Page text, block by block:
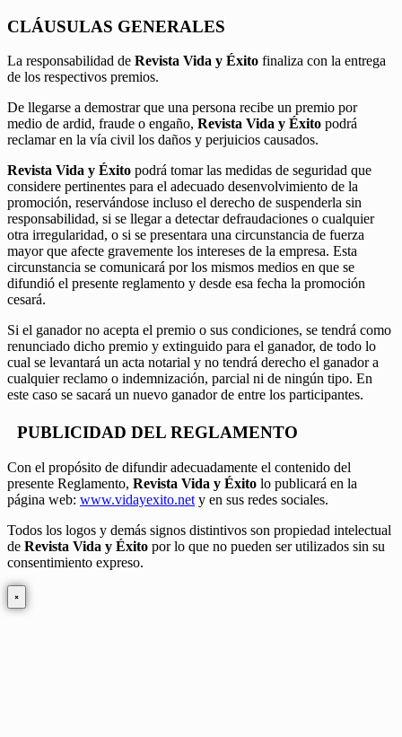
CLÁUSULAS GENERALES
La responsabilidad de Revista Vida y Éxito finaliza con la entrega
de los respectivos premios.
De llegarse a demostrar que una persona recibe un premio por
medio de ardid, fraude o engaño, Revista Vida y Éxito podrá
reclamar en la vía civil los daños y perjuicios causados.
Revista Vida y Éxito podrá tomar las medidas de seguridad que
considere pertinentes para el adecuado desenvolvimiento de la
promoción, reservándose incluso el derecho de suspenderla sin
responsabilidad, si se llegar a detectar defraudaciones o cualquier
otra irregularidad, o si se presentara una circunstancia de fuerza
mayor que afecte gravemente los intereses de la empresa. Esta
circunstancia se comunicará por los mismos medios en que se
difundió el presente reglamento y desde esa fecha la promoción
cesará.
Si el ganador no acepta el premio o sus condiciones, se tendrá como
renunciado dicho premio y extinguido para el ganador, de todo lo
cual se levantará un acta notarial y no tendrá derecho el ganador a
cualquier reclamo o indemnización, parcial ni de ningún tipo. En
este caso se sacará un nuevo ganador de entre los participantes.
PUBLICIDAD DEL REGLAMENTO
Con el propósito de difundir adecuadamente el contenido del
presente Reglamento, Revista Vida y Éxito lo publicará en la
página web: www.vidayexito.net y en sus redes sociales.
Todos los logos y demás signos distintivos son propiedad intelectual
de Revista Vida y Éxito por lo que no pueden ser utilizados sin su
consentimiento expreso.
×